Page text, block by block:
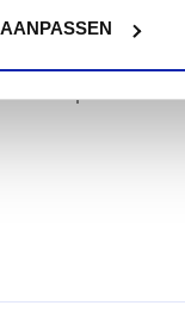
AANPASSEN
Insecure